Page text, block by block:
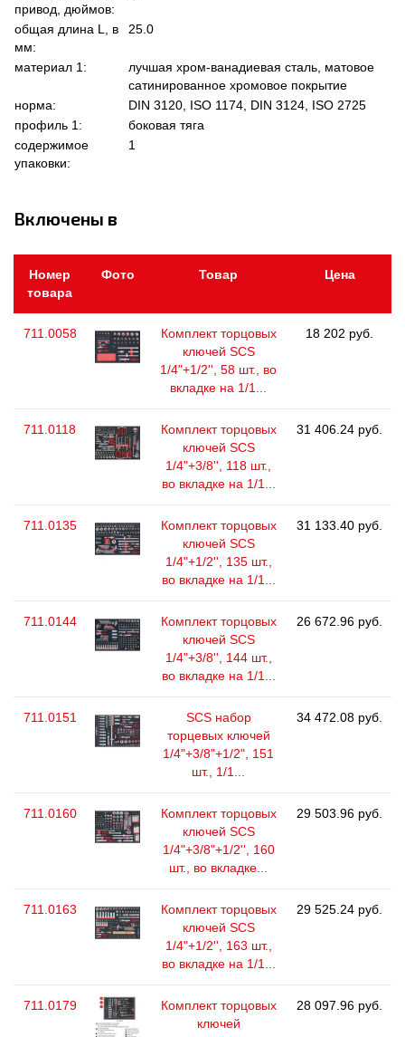
привод, дюймов:
общая длина L, в
мм:
25.0
материал 1:
лучшая хром-ванадиевая сталь, матовое
сатинированное хромовое покрытие
норма:
DIN 3120, ISO 1174, DIN 3124, ISO 2725
профиль 1:
боковая тяга
содержимое
упаковки:
1
Включены в
Номер
товара
Фото Товар Цена
711.0058
Комплект торцовых
ключей SCS
1/4"+1/2'', 58 шт., во
вкладке на 1/1...
18 202 руб.
711.0118
Комплект торцовых
ключей SCS
1/4"+3/8'', 118 шт.,
во вкладке на 1/1...
31 406.24 руб.
711.0135
Комплект торцовых
ключей SCS
1/4"+1/2'', 135 шт.,
во вкладке на 1/1...
31 133.40 руб.
711.0144
Комплект торцовых
ключей SCS
1/4"+3/8'', 144 шт.,
во вкладке на 1/1...
26 672.96 руб.
711.0151
SCS набор
торцевых ключей
1/4"+3/8"+1/2", 151
шт., 1/1...
34 472.08 руб.
711.0160
Комплект торцовых
ключей SCS
1/4"+3/8"+1/2'', 160
шт., во вкладке...
29 503.96 руб.
711.0163
Комплект торцовых
ключей SCS
1/4"+1/2'', 163 шт.,
во вкладке на 1/1...
29 525.24 руб.
711.0179
Комплект торцовых
ключей
28 097.96 руб.